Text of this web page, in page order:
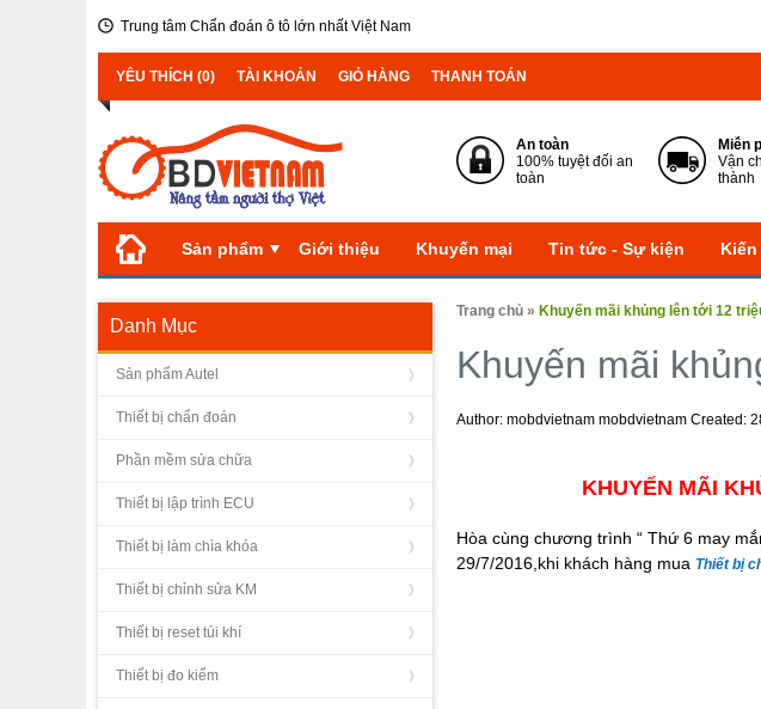
Trung tâm Chẩn đoán ô tô lớn nhất Việt Nam
YÊU THÍCH (0) TÀI KHOẢN GIỎ HÀNG THANH TOÁN
An toàn
100% tuyệt đối an
toàn
Miễn
Vận
thành
Sản phẩm Giới thiệu Khuyến mại Tin tức - Sự kiện
Danh Mục
Sản phẩm Autel
Thiết bị chẩn đoán
Phần mềm sửa chữa
Thiết bị lập trình ECU
Thiết bị làm chìa khóa
Thiết bị chỉnh sửa KM
Thiết bị reset túi khí
Thiết bị đo kiểm
Trang chủ » Khuyến mãi khủng lên tới 12
Khuyến mãi
Author: mobdvietnam mobdvietnam Created:
KHUYẾN MÃI
Hòa cùng chương trình “ Thứ 6 may
29/7/2016,khi khách hàng mua Thiết bị